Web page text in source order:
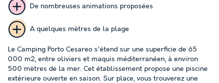
De nombreuses animations proposées
A quelques mètres de la plage
Le Camping Porto Cesareo s'étend sur une superficie de 65
000 m2, entre oliviers et maquis méditerranéen, à environ
500 mètres de la mer. Cet établissement propose une piscine
extérieure ouverte en saison. Sur place, vous trouverez une